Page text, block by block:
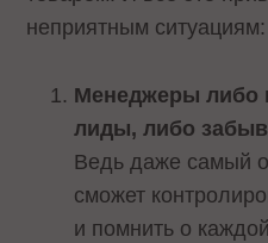
неприятным ситуациям:
Менеджеры либо
лиды, либо
Ведь даже самый
сможет
и помнить о